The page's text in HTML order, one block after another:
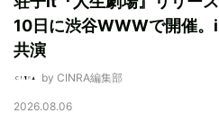
10日に渋谷WWWで開催
共演
by CINRA編集部
2026.08.06